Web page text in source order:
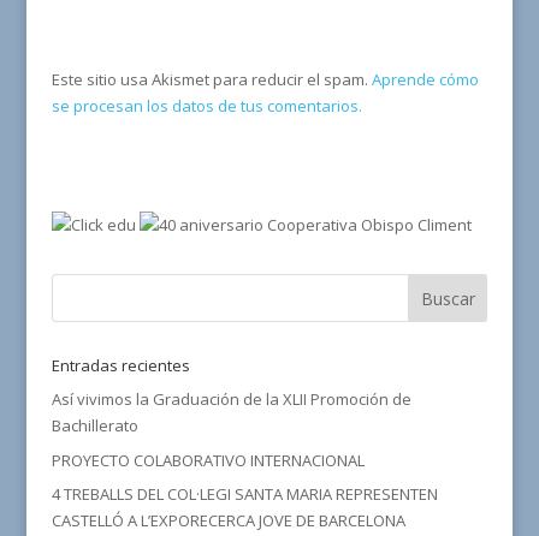
Este sitio usa Akismet para reducir el spam. Aprende cómo
se procesan los datos de tus comentarios.
Entradas recientes
Así vivimos la Graduación de la XLII Promoción de
Bachillerato
PROYECTO COLABORATIVO INTERNACIONAL
4 TREBALLS DEL COL·LEGI SANTA MARIA REPRESENTEN
CASTELLÓ A L’EXPORECERCA JOVE DE BARCELONA